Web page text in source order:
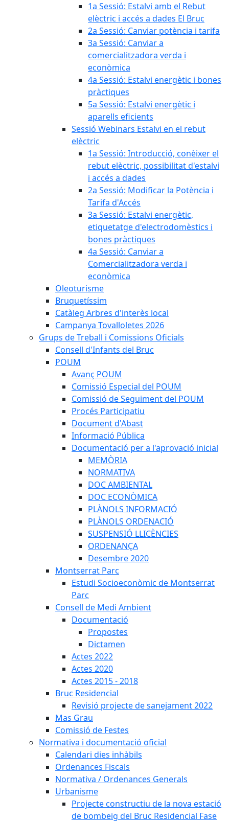
1a Sessió: Estalvi amb el Rebut
elèctric i accés a dades El Bruc
2a Sessió: Canviar potència i tarifa
3a Sessió: Canviar a
comercialitzadora verda i
econòmica
4a Sessió: Estalvi energètic i bones
pràctiques
5a Sessió: Estalvi energètic i
aparells eficients
Sessió Webinars Estalvi en el rebut
elèctric
1a Sessió: Introducció, conèixer el
rebut elèctric, possibilitat d'estalvi
i accés a dades
2a Sessió: Modificar la Potència i
Tarifa d'Accés
3a Sessió: Estalvi energètic,
etiquetatge d'electrodomèstics i
bones pràctiques
4a Sessió: Canviar a
Comercialitzadora verda i
econòmica
Oleoturisme
Bruquetíssim
Catàleg Arbres d'interès local
Campanya Tovalloletes 2026
Grups de Treball i Comissions Oficials
Consell d'Infants del Bruc
POUM
Avanç POUM
Comissió Especial del POUM
Comissió de Seguiment del POUM
Procés Participatiu
Document d'Abast
Informació Pública
Documentació per a l'aprovació inicial
MEMÒRIA
NORMATIVA
DOC AMBIENTAL
DOC ECONÒMICA
PLÀNOLS INFORMACIÓ
PLÀNOLS ORDENACIÓ
SUSPENSIÓ LLICÈNCIES
ORDENANÇA
Desembre 2020
Montserrat Parc
Estudi Socioeconòmic de Montserrat
Parc
Consell de Medi Ambient
Documentació
Propostes
Dictamen
Actes 2022
Actes 2020
Actes 2015 - 2018
Bruc Residencial
Revisió projecte de sanejament 2022
Mas Grau
Comissió de Festes
Normativa i documentació oficial
Calendari dies inhàbils
Ordenances Fiscals
Normativa / Ordenances Generals
Urbanisme
Projecte constructiu de la nova estació
de bombeig del Bruc Residencial Fase